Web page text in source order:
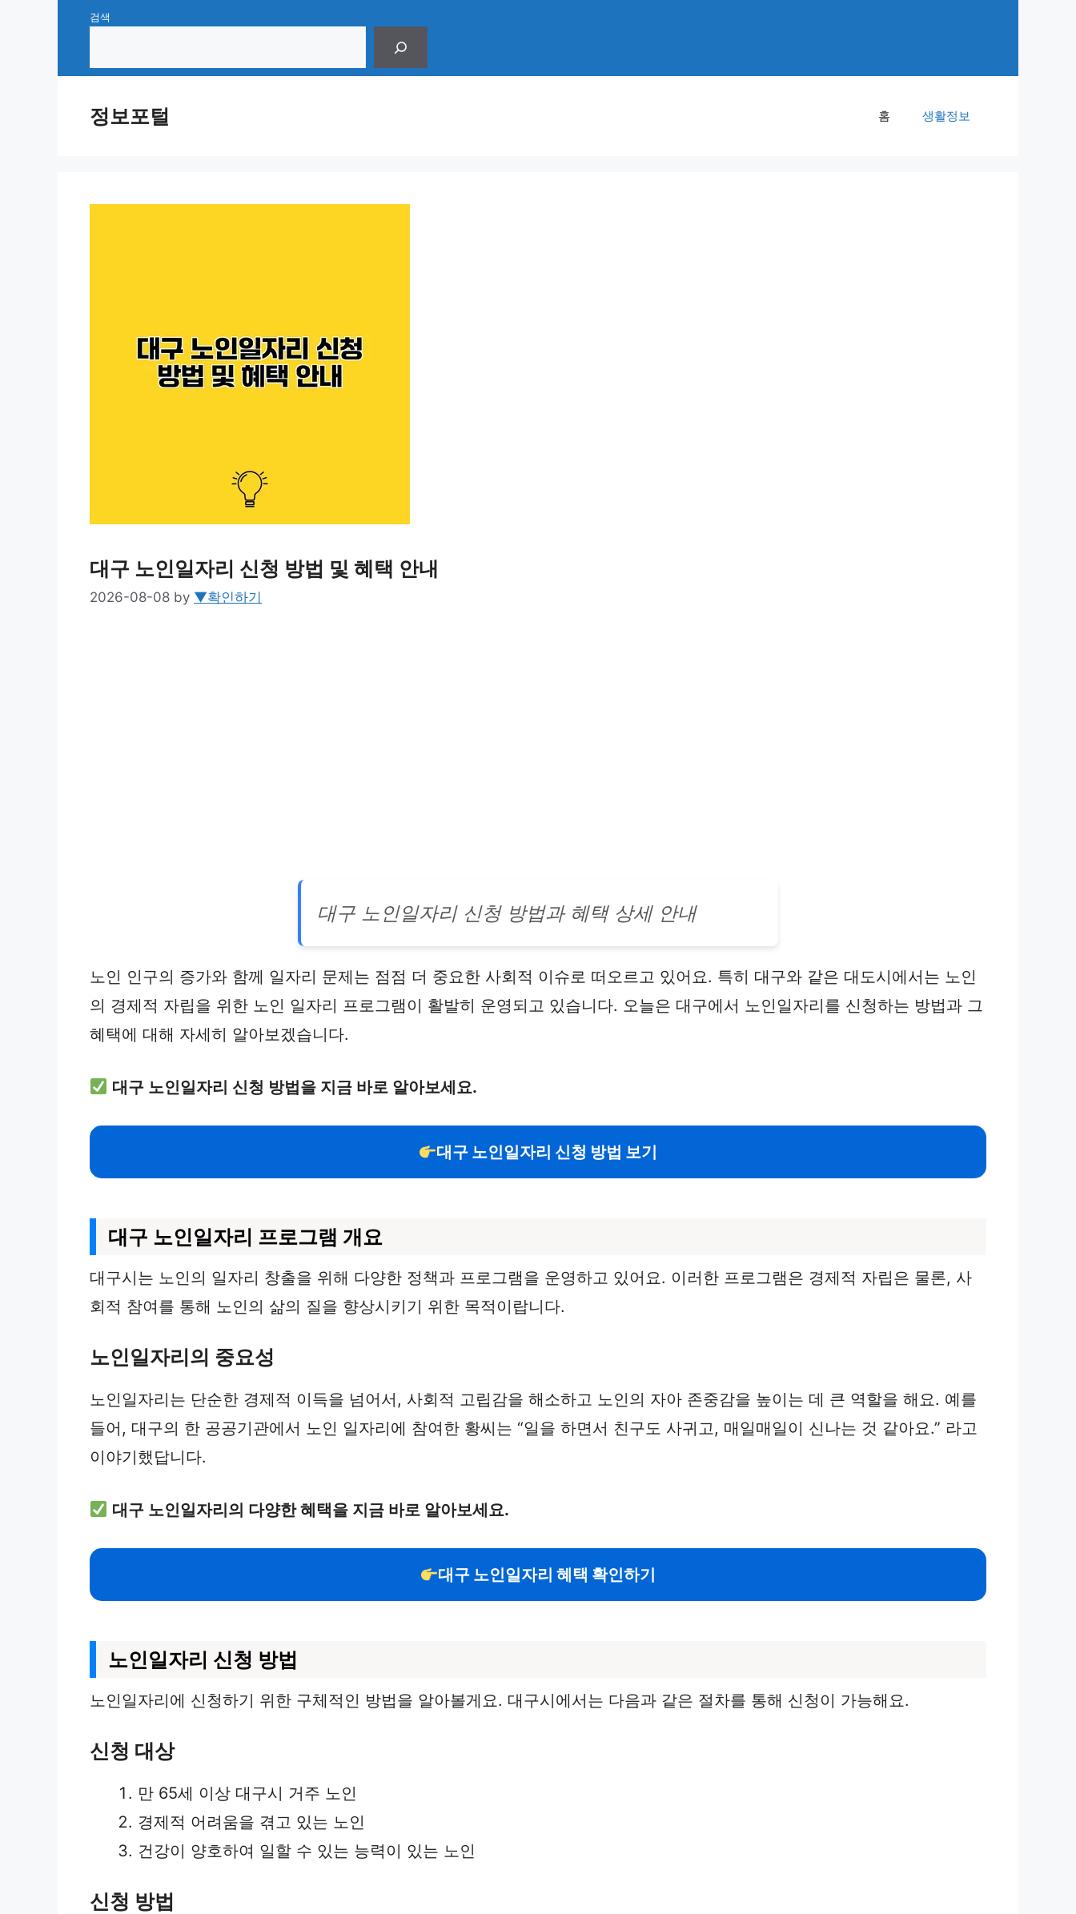
검색
정보포털 홈 생활정보
대구 노인일자리 신청 방법 및 혜택 안내
2026-08-08 by ▼확인하기
대구 노인일자리 신청 방법과 혜택 상세 안내
노인 인구의 증가와 함께 일자리 문제는 점점 더 중요한 사회적 이슈로 떠오르고 있어요. 특히 대구와 같은 대도시에서는 노인
의 경제적 자립을 위한 노인 일자리 프로그램이 활발히 운영되고 있습니다. 오늘은 대구에서 노인일자리를 신청하는 방법과 그
혜택에 대해 자세히 알아보겠습니다.
대구 노인일자리 신청 방법을 지금 바로 알아보세요.
대구 노인일자리 신청 방법 보기
대구 노인일자리 프로그램 개요
대구시는 노인의 일자리 창출을 위해 다양한 정책과 프로그램을 운영하고 있어요. 이러한 프로그램은 경제적 자립은 물론, 사
회적 참여를 통해 노인의 삶의 질을 향상시키기 위한 목적이랍니다.
노인일자리의 중요성
노인일자리는 단순한 경제적 이득을 넘어서, 사회적 고립감을 해소하고 노인의 자아 존중감을 높이는 데 큰 역할을 해요. 예를
들어, 대구의 한 공공기관에서 노인 일자리에 참여한 황씨는 “일을 하면서 친구도 사귀고, 매일매일이 신나는 것 같아요.” 라고
이야기했답니다.
대구 노인일자리의 다양한 혜택을 지금 바로 알아보세요.
대구 노인일자리 혜택 확인하기
노인일자리 신청 방법
노인일자리에 신청하기 위한 구체적인 방법을 알아볼게요. 대구시에서는 다음과 같은 절차를 통해 신청이 가능해요.
신청 대상
만 65세 이상 대구시 거주 노인
경제적 어려움을 겪고 있는 노인
건강이 양호하여 일할 수 있는 능력이 있는 노인
신청 방법